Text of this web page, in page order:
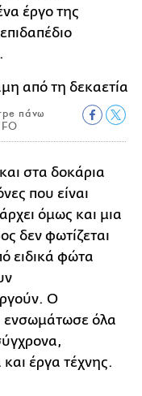
έργο της
.
πάνω
στα δοκάρια
που είναι
όμως και μια
δεν φωτίζεται
ειδικά φώτα
Ο
ενσωμάτωσε όλα
και έργα τέχνης.